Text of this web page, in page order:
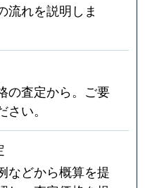
流れを説明しま
の査定から。ご要
い。
などから概算を提